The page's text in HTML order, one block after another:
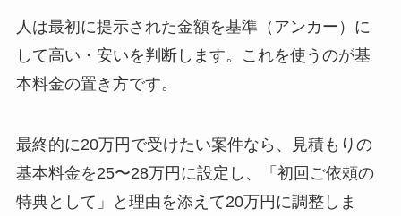
人は最初に提示された金額を基準（アンカー）に
して高い・安いを判断します。これを使うのが基
本料金の置き方です。
最終的に20万円で受けたい案件なら、見積もりの
基本料金を25〜28万円に設定し、「初回ご依頼の
特典として」と理由を添えて20万円に調整しま